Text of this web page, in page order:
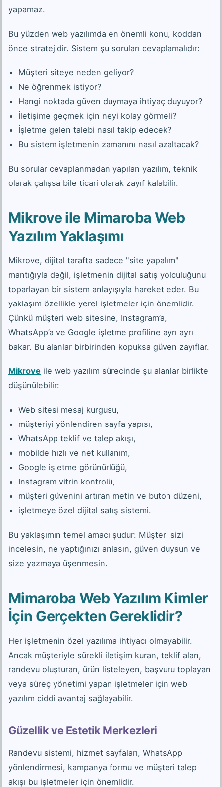
yapamaz.
Bu yüzden web yazılımda en önemli konu, koddan
önce stratejidir. Sistem şu soruları cevaplamalıdır:
Müşteri siteye neden geliyor?
Ne öğrenmek istiyor?
Hangi noktada güven duymaya ihtiyaç duyuyor?
İletişime geçmek için neyi kolay görmeli?
İşletme gelen talebi nasıl takip edecek?
Bu sistem işletmenin zamanını nasıl azaltacak?
Bu sorular cevaplanmadan yapılan yazılım, teknik
olarak çalışsa bile ticari olarak zayıf kalabilir.
Mikrove ile Mimaroba Web
Yazılım Yaklaşımı
Mikrove, dijital tarafta sadece "site yapalım"
mantığıyla değil, işletmenin dijital satış yolculuğunu
toparlayan bir sistem anlayışıyla hareket eder. Bu
yaklaşım özellikle yerel işletmeler için önemlidir.
Çünkü müşteri web sitesine, Instagram’a,
WhatsApp’a ve Google işletme profiline ayrı ayrı
bakar. Bu alanlar birbirinden kopuksa güven zayıflar.
Mikrove ile web yazılım sürecinde şu alanlar birlikte
düşünülebilir:
Web sitesi mesaj kurgusu,
müşteriyi yönlendiren sayfa yapısı,
WhatsApp teklif ve talep akışı,
mobilde hızlı ve net kullanım,
Google işletme görünürlüğü,
Instagram vitrin kontrolü,
müşteri güvenini artıran metin ve buton düzeni,
işletmeye özel dijital satış sistemi.
Bu yaklaşımın temel amacı şudur: Müşteri sizi
incelesin, ne yaptığınızı anlasın, güven duysun ve
size yazmaya üşenmesin.
Mimaroba Web Yazılım Kimler
İçin Gerçekten Gereklidir?
Her işletmenin özel yazılıma ihtiyacı olmayabilir.
Ancak müşteriyle sürekli iletişim kuran, teklif alan,
randevu oluşturan, ürün listeleyen, başvuru toplayan
veya süreç yönetimi yapan işletmeler için web
yazılım ciddi avantaj sağlayabilir.
Güzellik ve Estetik Merkezleri
Randevu sistemi, hizmet sayfaları, WhatsApp
yönlendirmesi, kampanya formu ve müşteri talep
akışı bu işletmeler için önemlidir.